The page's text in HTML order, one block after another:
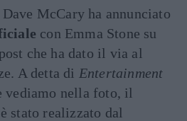
McCary ha annunciato
con Emma Stone su
che ha dato il via al
A detta di Entertainment
vediamo nella foto, il
stato realizzato dal